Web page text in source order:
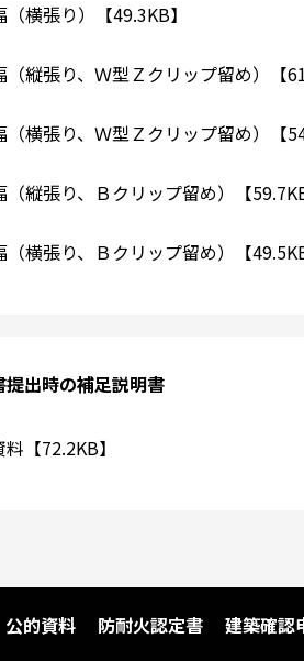
横張り）【49.3KB】
縦張り、Ｗ型Ｚクリップ留め）【
横張り、Ｗ型Ｚクリップ留め）【
縦張り、Ｂクリップ留め）【59.7KB
横張り、Ｂクリップ留め）【49.5KB
出時の補足説明書
【72.2KB】
公的資料 防耐火認定書 建築確認